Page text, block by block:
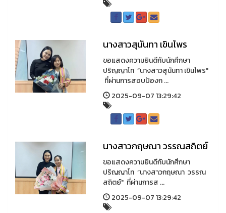
นางสาวสุนันทา เขินไพร
ขอแสดงความยินดีกับนักศึกษา
ปริญญาโท “นางสาวสุนันทา เขินไพร"
ที่ผ่านการสอบป้องก ...
2025-09-07 13:29:42
นางสาวกฤษณา วรรณสถิตย์
ขอแสดงความยินดีกับนักศึกษา
ปริญญาโท “นางสาวกฤษณา วรรณ
สถิตย์" ที่ผ่านการส ...
2025-09-07 13:29:42